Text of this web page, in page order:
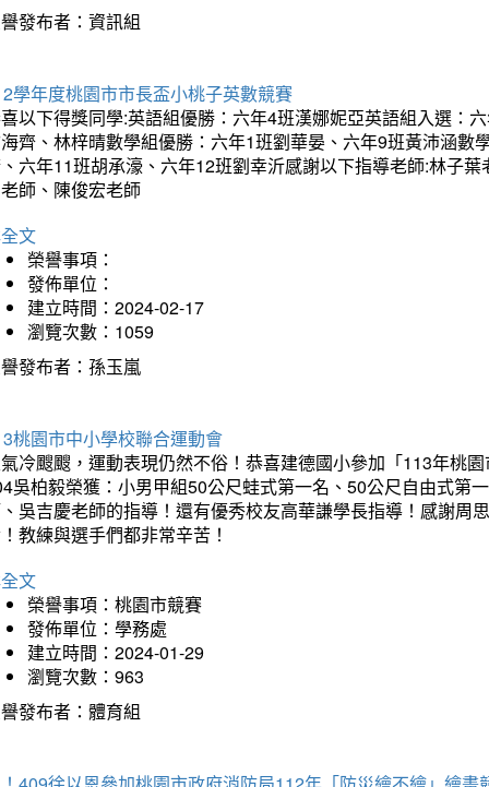
發布者：資訊組
學年度桃園市市長盃小桃子英數競賽
以下得獎同學:英語組優勝：六年4班漢娜妮亞英語組入選：
齊、林梓晴數學組優勝：六年1班劉華晏、六年9班黃沛涵
六年11班胡承濠、六年12班劉幸沂感謝以下指導老師:林子
師、陳俊宏老師
文
榮譽事項：
發佈單位：
建立時間：2024-02-17
瀏覽次數：1059
發布者：孫玉嵐
桃園市中小學校聯合運動會
冷颼颼，運動表現仍然不俗！恭喜建德國小參加「113年桃
吳柏毅榮獲：小男甲組50公尺蛙式第一名、50公尺自由式第
吳吉慶老師的指導！還有優秀校友高華謙學長指導！感謝周
教練與選手們都非常辛苦！
文
榮譽事項：桃園市競賽
發佈單位：學務處
建立時間：2024-01-29
瀏覽次數：963
發布者：體育組